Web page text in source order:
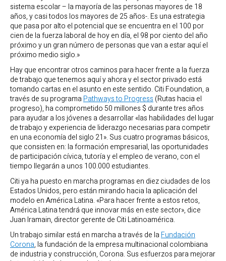
sistema escolar – la mayoría de las personas mayores de 18
años, y casi todos los mayores de 25 años-. Es una estrategia
que pasa por alto el potencial que se encuentra en el 100 por
cien de la fuerza laboral de hoy en día, el 98 por ciento del año
próximo y un gran número de personas que van a estar aquí el
próximo medio siglo.»
Hay que encontrar otros caminos para hacer frente a la fuerza
de trabajo que tenemos aquí y ahora y el sector privado está
tomando cartas en el asunto en este sentido. Citi Foundation, a
través de su programa Pathways to Progress (Rutas hacia el
progreso), ha comprometido 50 millones $ durante tres años
para ayudar a los jóvenes a desarrollar «las habilidades del lugar
de trabajo y experiencia de liderazgo necesarias para competir
en una economía del siglo 21». Sus cuatro programas básicos,
que consisten en: la formación empresarial, las oportunidades
de participación cívica, tutoría y el empleo de verano, con el
tiempo llegarán a unos 100.000 estudiantes.
Citi ya ha puesto en marcha programas en diez ciudades de los
Estados Unidos, pero están mirando hacia la aplicación del
modelo en América Latina. «Para hacer frente a estos retos,
América Latina tendrá que innovar más en este sector», dice
Juan Iramain, director gerente de Citi Latinoamérica.
Un trabajo similar está en marcha a través de la Fundación
Corona, la fundación de la empresa multinacional colombiana
de industria y construcción, Corona. Sus esfuerzos para mejorar